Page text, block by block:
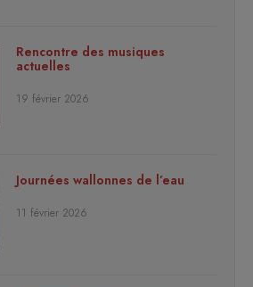
Rencontre des musiques
actuelles
19 février 2026
Journées wallonnes de l’eau
11 février 2026